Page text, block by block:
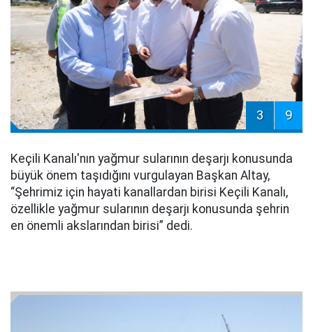
3 9
Keçili Kanalı'nın yağmur sularının deşarjı konusunda
büyük önem taşıdığını vurgulayan Başkan Altay,
“Şehrimiz için hayati kanallardan birisi Keçili Kanalı,
özellikle yağmur sularının deşarjı konusunda şehrin
en önemli akslarından birisi” dedi.